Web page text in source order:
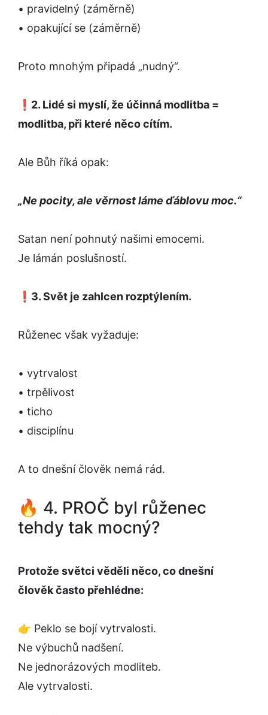
• pravidelný (záměrně)
• opakující se (záměrně)
Proto mnohým připadá „nudný“.
❗ 2. Lidé si myslí, že účinná modlitba =
modlitba, při které něco cítím.
Ale Bůh říká opak:
„Ne pocity, ale věrnost láme ďáblovu moc.“
Satan není pohnutý našimi emocemi.
Je lámán poslušností.
❗ 3. Svět je zahlcen rozptýlením.
Růženec však vyžaduje:
• vytrvalost
• trpělivost
• ticho
• disciplínu
A to dnešní člověk nemá rád.
🔥 4. PROČ byl růženec
tehdy tak mocný?
Protože světci věděli něco, co dnešní
člověk často přehlédne:
👉 Peklo se bojí vytrvalosti.
Ne výbuchů nadšení.
Ne jednorázových modliteb.
Ale vytrvalosti.